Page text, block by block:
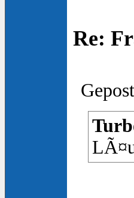
Re: